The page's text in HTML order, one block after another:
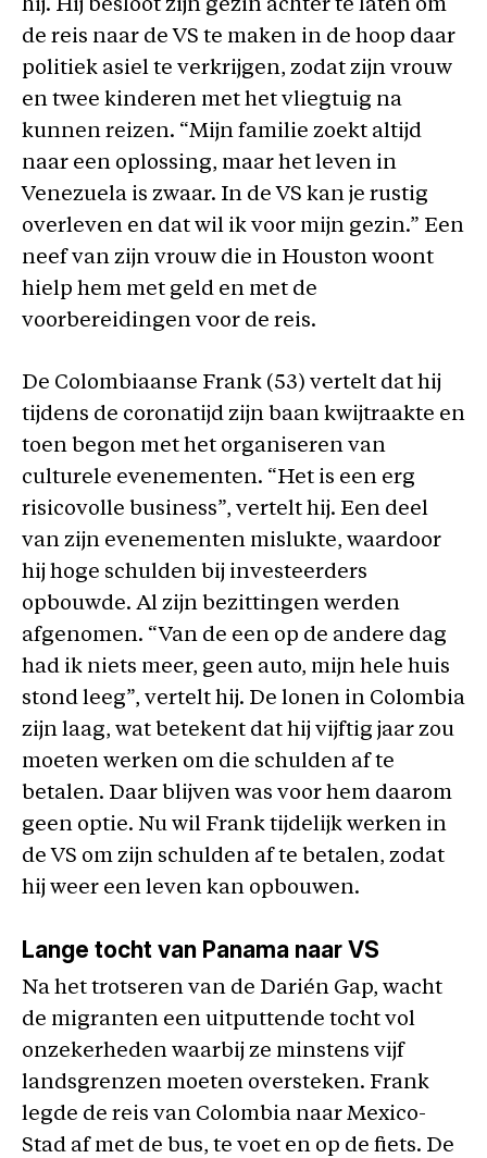
hij. Hij besloot zijn gezin achter te laten om
de reis naar de VS te maken in de hoop daar
politiek asiel te verkrijgen, zodat zijn vrouw
en twee kinderen met het vliegtuig na
kunnen reizen. “Mijn familie zoekt altijd
naar een oplossing, maar het leven in
Venezuela is zwaar. In de VS kan je rustig
overleven en dat wil ik voor mijn gezin.” Een
neef van zijn vrouw die in Houston woont
hielp hem met geld en met de
voorbereidingen voor de reis.
De Colombiaanse Frank (53) vertelt dat hij
tijdens de coronatijd zijn baan kwijtraakte en
toen begon met het organiseren van
culturele evenementen. “Het is een erg
risicovolle business”, vertelt hij. Een deel
van zijn evenementen mislukte, waardoor
hij hoge schulden bij investeerders
opbouwde. Al zijn bezittingen werden
afgenomen. “Van de een op de andere dag
had ik niets meer, geen auto, mijn hele huis
stond leeg”, vertelt hij. De lonen in Colombia
zijn laag, wat betekent dat hij vijftig jaar zou
moeten werken om die schulden af te
betalen. Daar blijven was voor hem daarom
geen optie. Nu wil Frank tijdelijk werken in
de VS om zijn schulden af te betalen, zodat
hij weer een leven kan opbouwen.
Lange tocht van Panama naar VS
Na het trotseren van de Darién Gap, wacht
de migranten een uitputtende tocht vol
onzekerheden waarbij ze minstens vijf
landsgrenzen moeten oversteken. Frank
legde de reis van Colombia naar Mexico-
Stad af met de bus, te voet en op de fiets. De